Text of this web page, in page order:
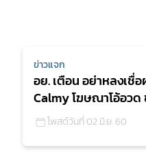
ข่าวแจก
อย. เตือน อย่าหลงเ
Calmy โฆษณาโอ้อวด ช่วยผ่อนคลาย ลดภาวะ
ตึงเครียด
โพสต์วันที่ 02 มิ.ย. 60